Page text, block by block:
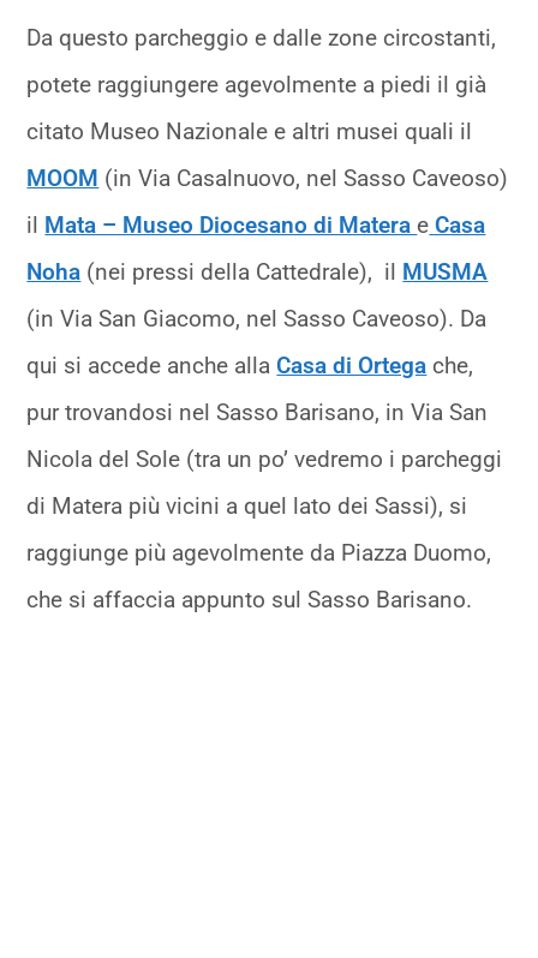
Da questo parcheggio e dalle zone circostanti,
potete raggiungere agevolmente a piedi il già
citato Museo Nazionale e altri musei quali il
MOOM (in Via Casalnuovo, nel Sasso Caveoso)
il Mata – Museo Diocesano di Matera e Casa
Noha (nei pressi della Cattedrale), il MUSMA
(in Via San Giacomo, nel Sasso Caveoso). Da
qui si accede anche allaCasa di Ortega che,
pur trovandosi nel Sasso Barisano, in Via San
Nicola del Sole (tra un po’ vedremo i parcheggi
di Matera più vicini a quel lato dei Sassi), si
raggiunge più agevolmente da Piazza Duomo,
che si affaccia appunto sul Sasso Barisano.